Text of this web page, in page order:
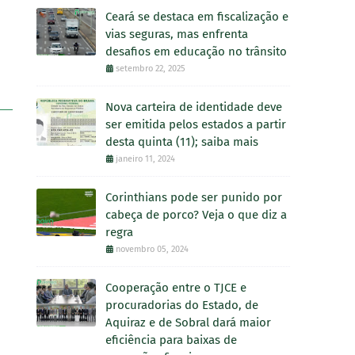
Ceará se destaca em fiscalização e
vias seguras, mas enfrenta
desafios em educação no trânsito
setembro 22, 2025
Nova carteira de identidade deve
ser emitida pelos estados a partir
desta quinta (11); saiba mais
janeiro 11, 2024
Corinthians pode ser punido por
cabeça de porco? Veja o que diz a
regra
novembro 05, 2024
Cooperação entre o TJCE e
procuradorias do Estado, de
Aquiraz e de Sobral dará maior
eficiência para baixas de